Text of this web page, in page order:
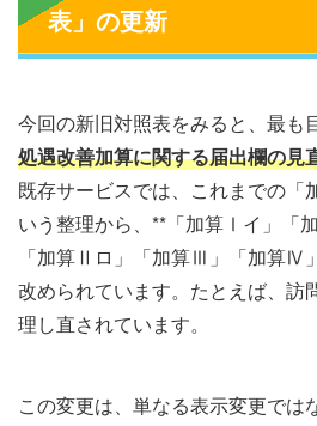
表」の更新
今回の新旧対照表をみると、最も
処遇改善加算に関する届出欄の見
既存サービスでは、これまでの
いう整理から、**「加算Ⅰイ」「
「加算Ⅱロ」「加算Ⅲ」「加算Ⅳ
改められています。たとえば、訪
理し直されています。
この変更は、単なる表示変更では